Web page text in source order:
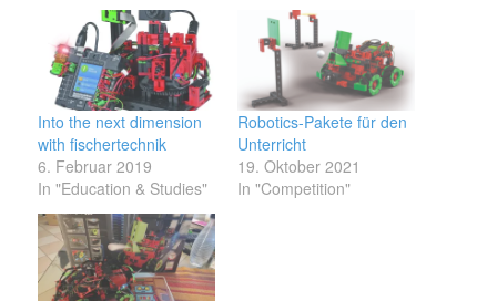
Into the next dimension
with fischertechnik
6. Februar 2019
In "Education & Studies"
Robotics-Pakete für den
Unterricht
19. Oktober 2021
In "Competition"